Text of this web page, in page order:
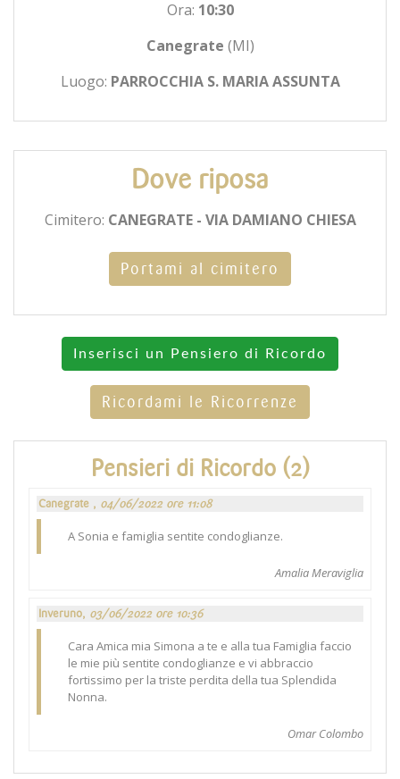
Ora: 10:30
Canegrate (MI)
Luogo: PARROCCHIA S. MARIA ASSUNTA
Dove riposa
Cimitero: CANEGRATE - VIA DAMIANO CHIESA
Portami al cimitero
Inserisci un Pensiero di Ricordo
Ricordami le Ricorrenze
Pensieri di Ricordo (2)
Canegrate , 04/06/2022 ore 11:08
A Sonia e famiglia sentite condoglianze.
Amalia Meraviglia
Inveruno, 03/06/2022 ore 10:36
Cara Amica mia Simona a te e alla tua Famiglia faccio
le mie più sentite condoglianze e vi abbraccio
fortissimo per la triste perdita della tua Splendida
Nonna.
Omar Colombo